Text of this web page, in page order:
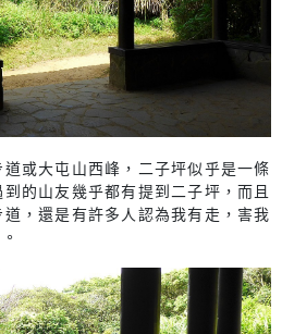
或大屯山西峰，二子坪似乎是一條
的山友幾乎都有提到二子坪，而且
，還是有許多人認為我有走，害我